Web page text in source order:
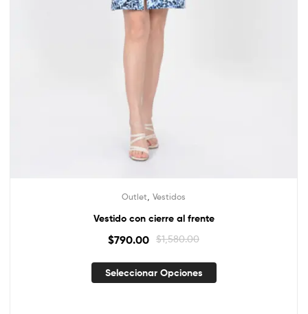
Outlet Vestidos
Vestido con cierre al frente
$1,580.00
$790.00
Seleccionar Opciones